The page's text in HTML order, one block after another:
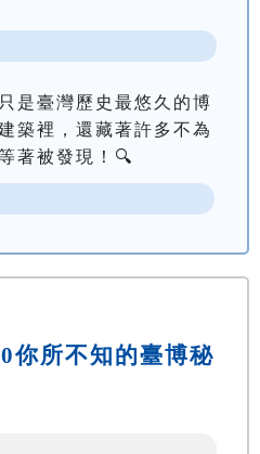
是臺灣歷史最悠久的博
築裡，還藏著許多不為
著被發現！🔍
你所不知的臺博秘